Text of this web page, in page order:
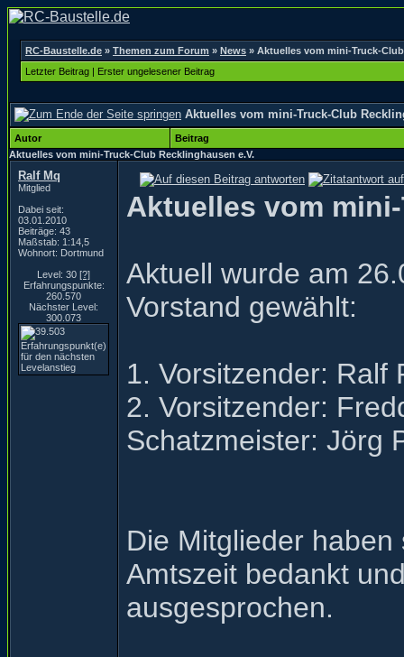
RC-Baustelle.de » Themen zum Forum » News » Aktuelles vom mini-Truck-
Letzter Beitrag | Erster ungelesener Beitrag
Aktuelles vom mini-Truck-Club
Autor
Beitrag
Aktuelles vom mini-Truck-Club Recklinghausen e.V.
Ralf Mq
Mitglied
Dabei seit:
03.01.2010
Beiträge: 43
Maßstab: 1:14,5
Wohnort: Dortmund
Level: 30 [?]
Erfahrungspunkte:
260.570
Nächster Level:
300.073
Aktuelles vom
Aktuell wurde am
Vorstand gewählt:
1. Vorsitzender: Ralf
2. Vorsitzender:
Schatzmeister: Jörg
Die Mitglieder
Amtszeit bedankt
ausgesprochen.